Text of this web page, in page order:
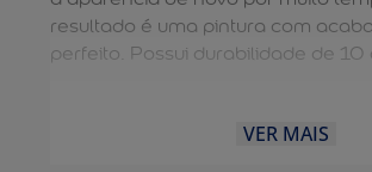
resultado é uma pintura com
perfeito. Possui durabilidade de 10
VER MAIS